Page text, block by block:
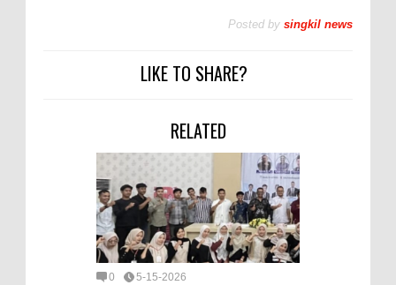
Posted by singkil news
LIKE TO SHARE?
RELATED
0 5-15-2026